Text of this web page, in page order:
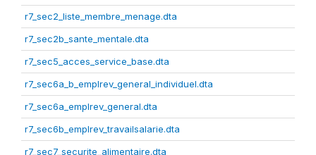
r7_sec2_liste_membre_menage.dta
r7_sec2b_sante_mentale.dta
r7_sec5_acces_service_base.dta
r7_sec6a_b_emplrev_general_individuel.dta
r7_sec6a_emplrev_general.dta
r7_sec6b_emplrev_travailsalarie.dta
r7_sec7_securite_alimentaire.dta